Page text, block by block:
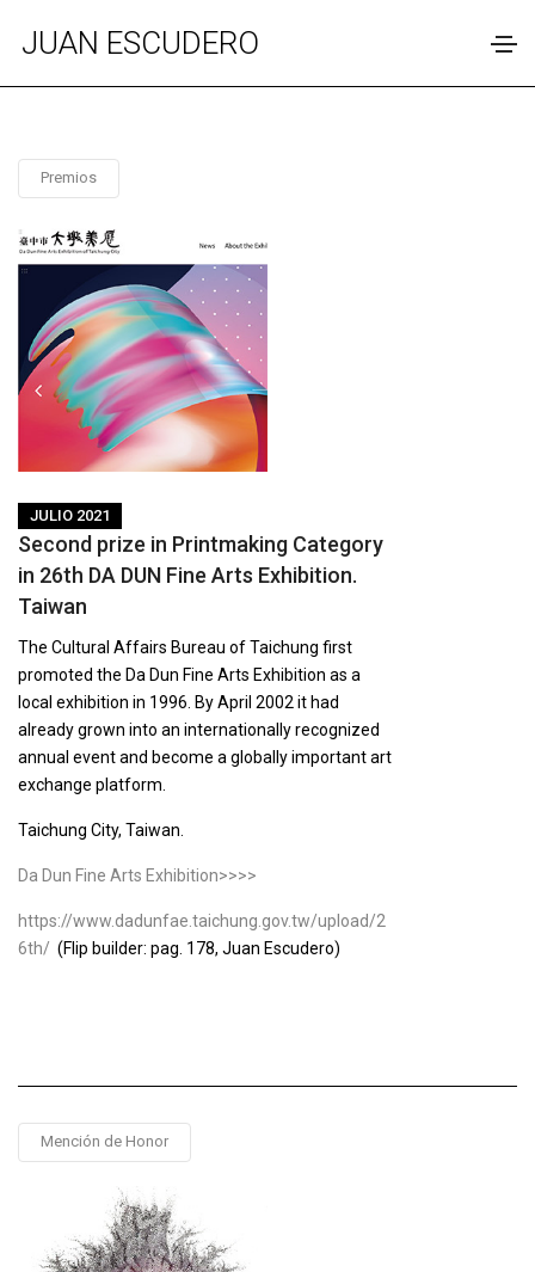
JUAN ESCUDERO
Premios
JULIO 2021
Second prize in Printmaking Category
in 26th DA DUN Fine Arts Exhibition.
Taiwan
The Cultural Affairs Bureau of Taichung first
promoted the Da Dun Fine Arts Exhibition as a
local exhibition in 1996. By April 2002 it had
already grown into an internationally recognized
annual event and become a globally important art
exchange platform.
Taichung City, Taiwan.
Da Dun Fine Arts Exhibition>>>>
https://www.dadunfae.taichung.gov.tw/upload/2
6th/ (Flip builder: pag. 178, Juan Escudero)
Mención de Honor